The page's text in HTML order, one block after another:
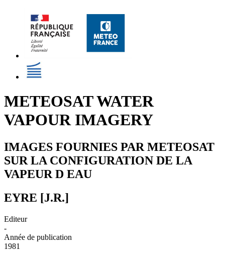
METEOSAT WATER
VAPOUR IMAGERY
IMAGES FOURNIES PAR METEOSAT
SUR LA CONFIGURATION DE LA
VAPEUR D EAU
EYRE [J.R.]
Editeur
-
Année de publication
1981